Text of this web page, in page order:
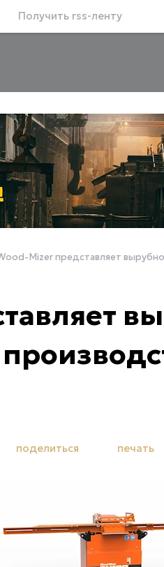
Получить rss-ленту
Mizer представляет
поделиться печать